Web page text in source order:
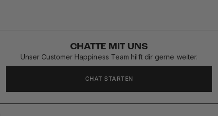
CHATTE MIT UNS
Unser Customer Happiness Team hilft dir gerne weiter.
CHAT STARTEN